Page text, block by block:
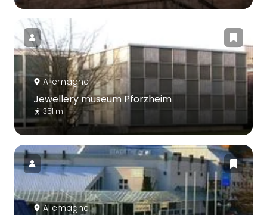
Allemagne
Jewellery museum Pforzheim
351 m
Allemagne